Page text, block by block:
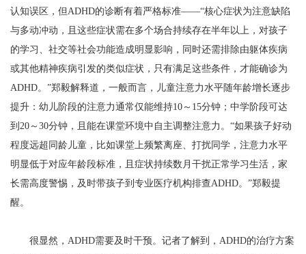
认知误区，但ADHD的诊断有着严格标准——“核心症状为注意缺陷
与多动冲动，且这些症状需在多个场合持续存在半年以上，对孩子
的学习、社交等社会功能造成明显影响，同时还需排除由躯体疾病
或其他精神疾病引发的类似症状，只有满足这些条件，才能确诊为
ADHD。”郑毅解释道，一般而言，儿童注意力水平随年龄增长逐步
提升：幼儿阶段的注意力通常仅能维持10～15分钟；中学阶段可达
到20～30分钟，且能在课堂环境中自主调整注意力。“如果孩子好动
程度远超同龄儿童，比如课堂上频繁离座、打扰同学，注意力水平
明显低于对应年龄段标准，且症状持续数月干扰正常学习生活，家
长需高度警惕，及时带孩子到专业医疗机构排查ADHD。”郑毅提
醒。
很显然，ADHD需要及时干预。记者了解到，ADHD的治疗方案